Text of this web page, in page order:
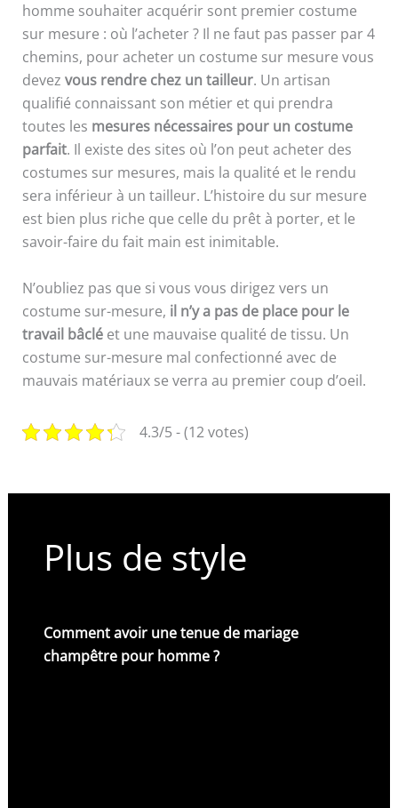
homme souhaiter acquérir sont premier costume
sur mesure : où l’acheter ? Il ne faut pas passer par 4
chemins, pour acheter un costume sur mesure vous
devez vous rendre chez un tailleur. Un artisan
qualifié connaissant son métier et qui prendra
toutes les mesures nécessaires pour un costume
parfait. Il existe des sites où l’on peut acheter des
costumes sur mesures, mais la qualité et le rendu
sera inférieur à un tailleur. L’histoire du sur mesure
est bien plus riche que celle du prêt à porter, et le
savoir-faire du fait main est inimitable.
N’oubliez pas que si vous vous dirigez vers un
costume sur-mesure, il n’y a pas de place pour le
travail bâcléet une mauvaise qualité de tissu. Un
costume sur-mesure mal confectionné avec de
mauvais matériaux se verra au premier coup d’oeil.
4.3/5 - (12 votes)
Plus de style
Comment avoir une tenue de mariage
champêtre pour homme ?